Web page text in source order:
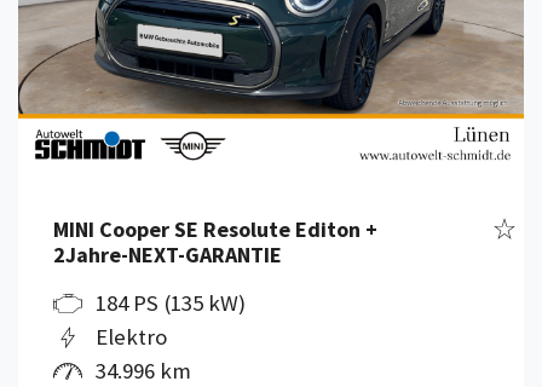
MINI Cooper SE Resolute Editon +
2Jahre-NEXT-GARANTIE
184 PS (135 kW)
Elektro
34.996 km